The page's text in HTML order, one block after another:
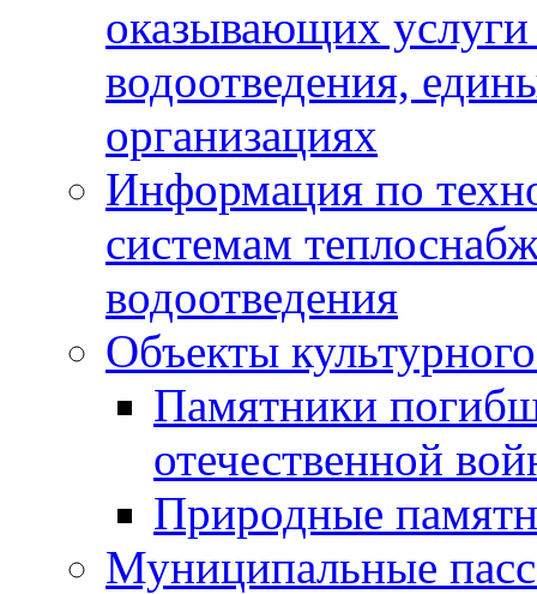
оказывающих
водоотведения,
организациях
Информация по
системам
водоотведения
Объекты
Памятники
отечественной
Природные
Муниципальные